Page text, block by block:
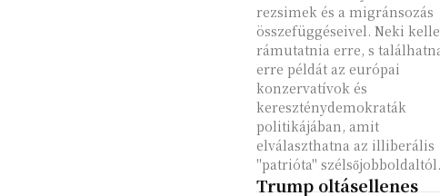
rezsimek és a migránsozás
összefüggéseivel. Neki
rámutatnia erre, s
erre példát az európai
konzervatívok és
kereszténydemokraták
politikájában, amit
elválaszthatna az illiberális
"patrióta" szélsőjobboldaltól.
Trump oltásellenes